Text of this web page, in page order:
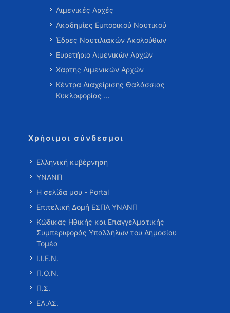
Λιμενικές Αρχές
Ακαδημίες Εμπορικού Ναυτικού
Έδρες Ναυτιλιακών Ακολούθων
Ευρετήριο Λιμενικών Αρχών
Χάρτης Λιμενικών Αρχών
Κέντρα Διαχείρισης Θαλάσσιας
Κυκλοφορίας …
Χρήσιμοι σύνδεσμοι
Ελληνική κυβέρνηση
ΥΝΑΝΠ
Η σελίδα μου - Portal
Επιτελική Δομή ΕΣΠΑ ΥΝΑΝΠ
Κώδικας Ηθικής και Επαγγελματικής
Συμπεριφοράς Υπαλλήλων του Δημοσίου
Τομέα
Ι.Ι.Ε.Ν.
Π.Ο.Ν.
Π.Σ.
ΕΛ.ΑΣ.